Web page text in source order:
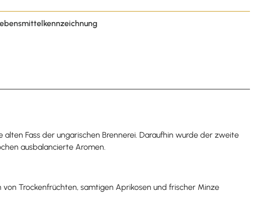
Fass der ungarischen Brennerei. Daraufhin wurde der zweite
ausbalancierte Aromen.
Trockenfrüchten, samtigen Aprikosen und frischer Minze